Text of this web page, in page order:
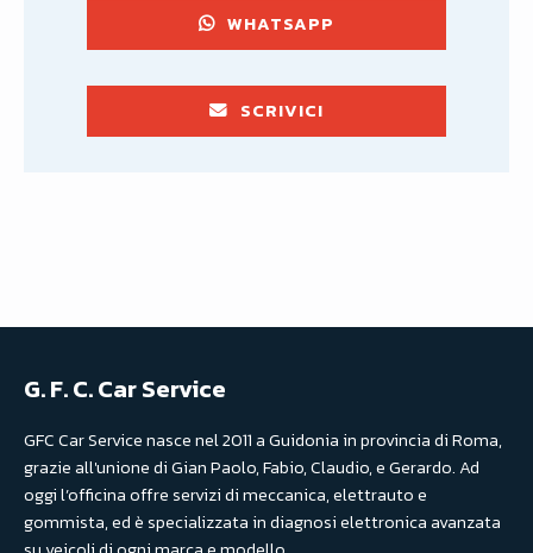
WHATSAPP
SCRIVICI
G. F. C. Car Service
GFC Car Service nasce nel 2011 a Guidonia in provincia di Roma,
grazie all'unione di Gian Paolo, Fabio, Claudio, e Gerardo. Ad
oggi l’officina offre servizi di meccanica, elettrauto e
gommista, ed è specializzata in diagnosi elettronica avanzata